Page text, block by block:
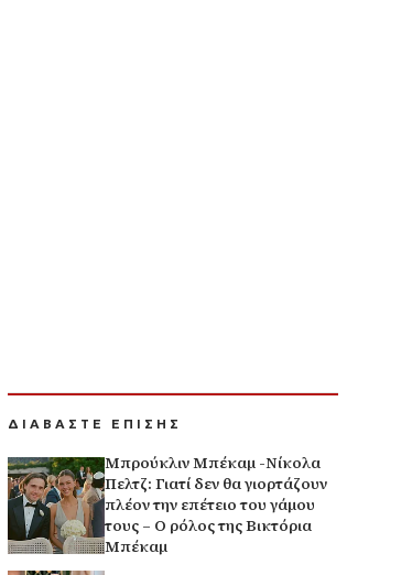
ΔΙΑΒΑΣΤΕ ΕΠΙΣΗΣ
Μπρούκλιν Μπέκαμ -Νίκολα
Πελτζ: Γιατί δεν θα γιορτάζουν
πλέον την επέτειο του γάμου
τους – Ο ρόλος της Βικτόρια
Μπέκαμ